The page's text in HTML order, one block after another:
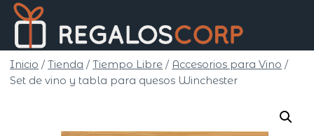
Saltar
contenido
Inicio / Tienda / Tiempo Libre / Accesorios para Vino /
Set de vino y tabla para quesos Winchester